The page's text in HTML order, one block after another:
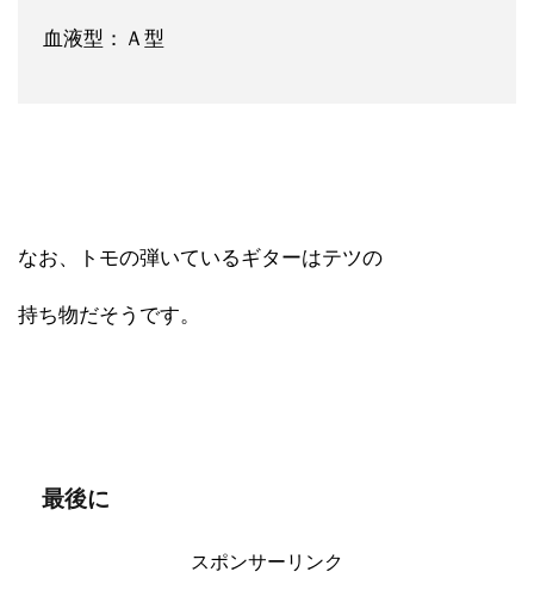
血液型：Ａ型
なお、トモの弾いているギターはテツの
持ち物だそうです。
最後に
スポンサーリンク